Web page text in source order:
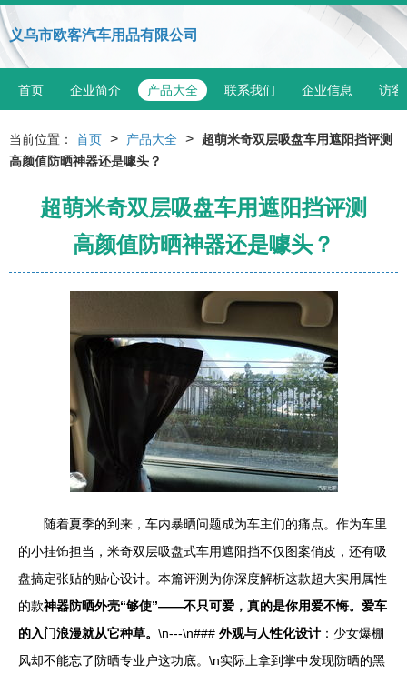
义乌市欧客汽车用品有限公司
首页 企业简介 产品大全 联系我们 企业信息 访客
当前位置： 首页 > 产品大全 >
超萌米奇双层吸盘车用遮阳挡评测
高颜值防晒神器还是噱头？
超萌米奇双层吸盘车用遮阳挡评测
高颜值防晒神器还是噱头？
随着夏季的到来，车内暴晒问题成为车主们的痛点。作为车里
的小挂饰担当，米奇双层吸盘式车用遮阳挡不仅图案俏皮，还有吸
盘搞定张贴的贴心设计。本篇评测为你深度解析这款超大实用属性
的款神器防晒外壳“够使”——不只可爱，真的是你用爱不悔。爱车
的入门浪漫就从它种草。 \n---\n### 外观与人性化设计 ：少女爆棚
风却不能忘了防晒专业户这功底。\n实际上拿到掌中发现防晒的黑